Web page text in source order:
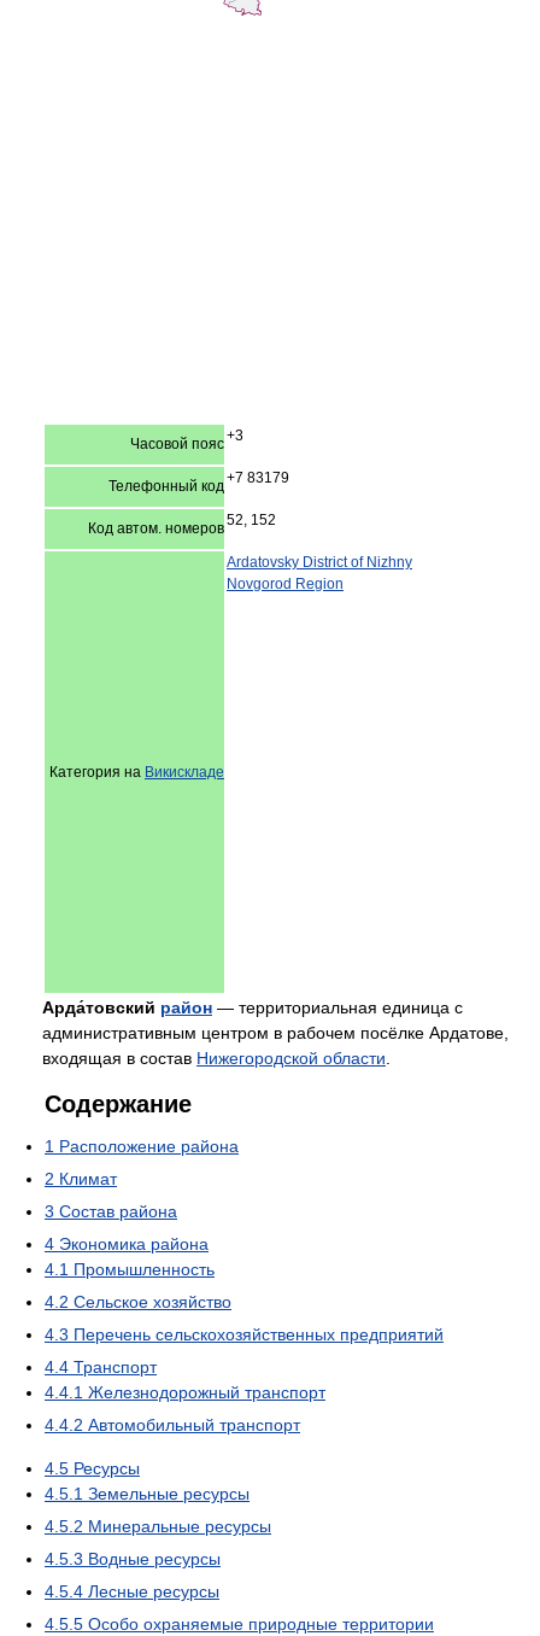
Часовой пояс+3
Телефонный код+7 83179
Код автом. номеров52, 152
Категория на Викискладе
Ardatovsky District of Nizhny
Novgorod Region
Арда́товский район — территориальная единица с
административным центром в рабочем посёлке Ардатове,
входящая в состав Нижегородской области
Содержание
1 Расположение района
2 Климат
3 Состав района
4 Экономика района
4.1 Промышленность
4.2 Сельское хозяйство
4.3 Перечень сельскохозяйственных предприятий
4.4 Транспорт
4.4.1 Железнодорожный транспорт
4.4.2 Автомобильный транспорт
4.5 Ресурсы
4.5.1 Земельные ресурсы
4.5.2 Минеральные ресурсы
4.5.3 Водные ресурсы
4.5.4 Лесные ресурсы
4.5.5 Особо охраняемые природные территории